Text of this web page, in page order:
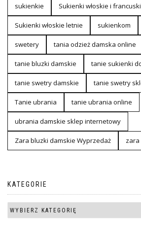
sukienkie Sukienki włoskie i
Sukienki włoskie letnie sukienkom
swetery tania odzież damska online
tanie bluzki damskie tanie sukienki
tanie swetry damskie tanie swetry
Tanie ubrania tanie ubrania online
ubrania damskie sklep internetowy
Zara bluzki damskie Wyprzedaż
KATEGORIE